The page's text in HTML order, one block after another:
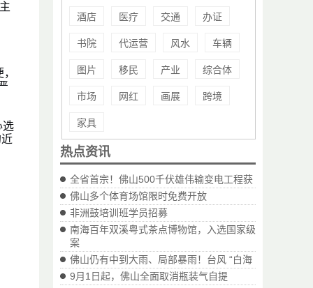
酒店 医疗 交通 办证
书院 代运营 风水 车辆
图片 移民 产业 综合体
市场 网红 画展 跨境
家具
热点资讯
全省首宗！佛山500千伏雄伟输变电工程获
佛山多个体育场馆限时免费开放
非洲鼓培训班学员招募
南海百年双溪粤式茶点博物馆，入选国家级
案
佛山仍有中到大雨、局部暴雨！台风 “白海
9月1日起，佛山全面取消瓶装气自提
选